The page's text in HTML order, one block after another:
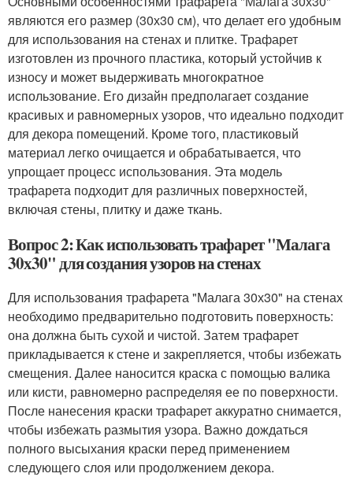
являются его размер (30х30 см), что делает его удобным
для использования на стенах и плитке. Трафарет
изготовлен из прочного пластика, который устойчив к
износу и может выдерживать многократное
использование. Его дизайн предполагает создание
красивых и равномерных узоров, что идеально подходит
для декора помещений. Кроме того, пластиковый
материал легко очищается и обрабатывается, что
упрощает процесс использования. Эта модель
трафарета подходит для различных поверхностей,
включая стены, плитку и даже ткань.
Вопрос 2: Как использовать трафарет "Малага
30х30" для создания узоров на стенах
Для использования трафарета "Малага 30х30" на стенах
необходимо предварительно подготовить поверхность:
она должна быть сухой и чистой. Затем трафарет
прикладывается к стене и закрепляется, чтобы избежать
смещения. Далее наносится краска с помощью валика
или кисти, равномерно распределяя ее по поверхности.
После нанесения краски трафарет аккуратно снимается,
чтобы избежать размытия узора. Важно дождаться
полного высыхания краски перед применением
следующего слоя или продолжением декора.